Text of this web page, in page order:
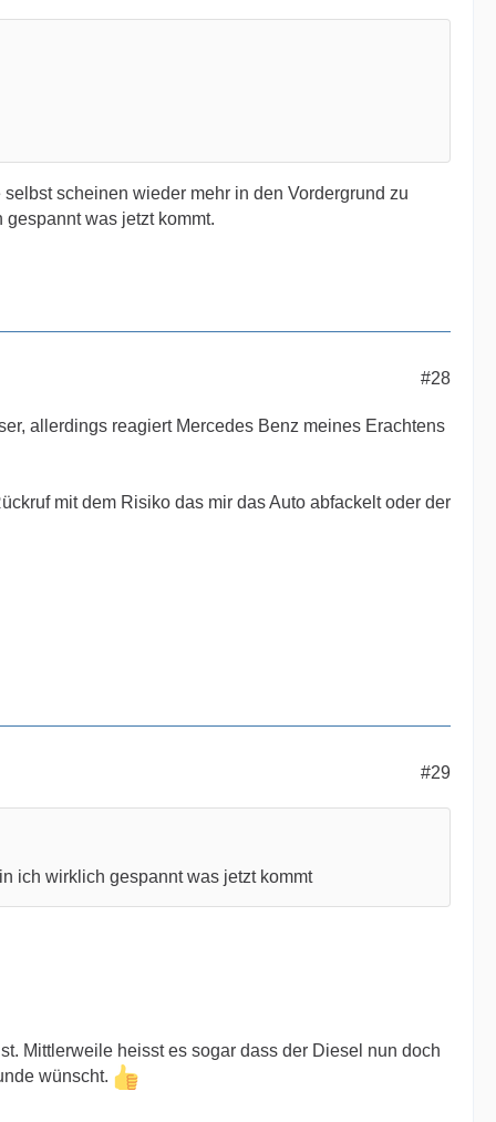
scheinen wieder mehr in den Vordergrund zu
was jetzt kommt.
#28
allerdings reagiert Mercedes Benz meines Erachtens
mit dem Risiko das mir das Auto abfackelt oder der
#29
ich wirklich gespannt was jetzt kommt
Mittlerweile heisst es sogar dass der Diesel nun doch
wünscht.